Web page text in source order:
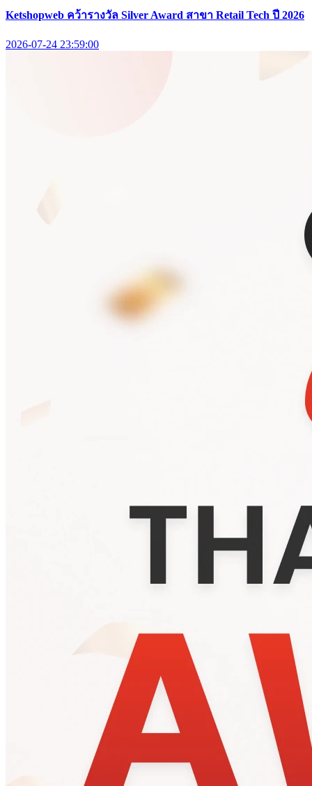
Ketshopweb คว้ารางวัล Silver Award สาขา Retail Tech ปี 2026
2026-07-24 23:59:00